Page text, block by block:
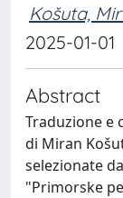
Košuta,
2025-01-01
Abstract
Traduzione e
di Miran
selezionate
"Primorske